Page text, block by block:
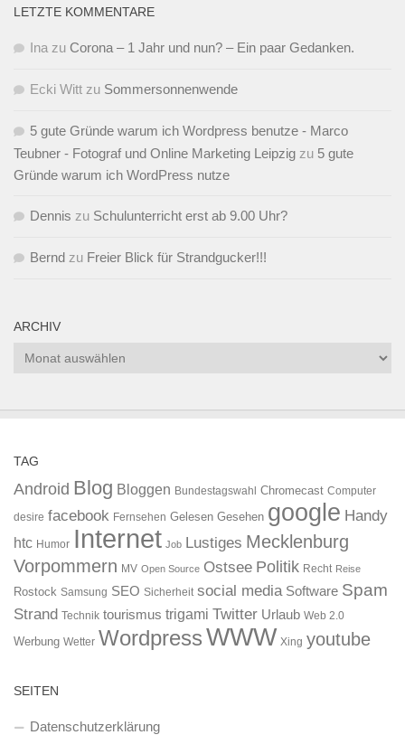
LETZTE KOMMENTARE
Ina zu Corona – 1 Jahr und nun? – Ein paar Gedanken.
Ecki Witt zu Sommersonnenwende
5 gute Gründe warum ich Wordpress benutze - Marco
Teubner - Fotograf und Online Marketing Leipzig zu 5 gute
Gründe warum ich WordPress nutze
Dennis zu Schulunterricht erst ab 9.00 Uhr?
Bernd zu Freier Blick für Strandgucker!!!
ARCHIV
Archiv
TAG
Android Blog Bloggen Bundestagswahl Chromecast Computer
desire facebook Fernsehen Gelesen Gesehen google Handy
htc Humor Internet Job Lustiges Mecklenburg
Vorpommern MV Open Source Ostsee Politik Recht Reise
Rostock Samsung SEO Sicherheit social media Software Spam
Strand Technik tourismus trigami Twitter Urlaub Web 2.0
Werbung Wetter WordpressWWW Xing youtube
SEITEN
Datenschutzerklärung